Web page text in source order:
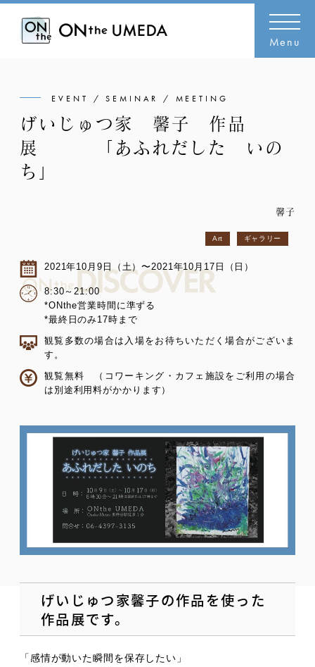
Menu
EVENT / SEMINAR / MEETING
げいじゅつ家 馨子 作品
展 「あふれだした いの
ち」
馨子
Art ギャラリー
げいじゅつ家馨子の作品を使った
作品展です。
「感情が動いた瞬間を保存したい」
2021年10月9日（土）〜2021年10月17日（日）
8:30～21:00
*ONthe営業時間に準ずる
*最終日のみ17時まで
観覧多数の場合は入場をお待ちいただく場合がございま
す。
観覧無料 （コワーキング・カフェ施設をご利用の場合
は別途利用料がかかります）